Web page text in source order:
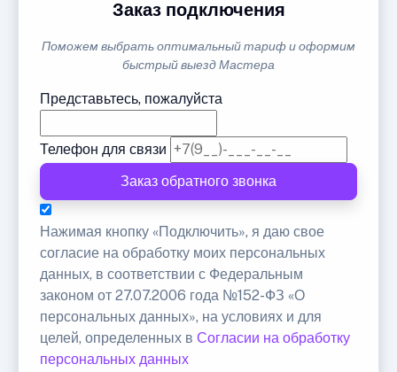
Заказ подключения
Поможем выбрать оптимальный тариф и оформим
быстрый выезд Мастера
Представьтесь, пожалуйста
Телефон для связи
Заказ обратного звонка
Нажимая кнопку «Подключить», я даю свое
согласие на обработку моих персональных
данных, в соответствии с Федеральным
законом от 27.07.2006 года №152-ФЗ «О
персональных данных», на условиях и для
целей, определенных в Согласии на обработку
персональных данных